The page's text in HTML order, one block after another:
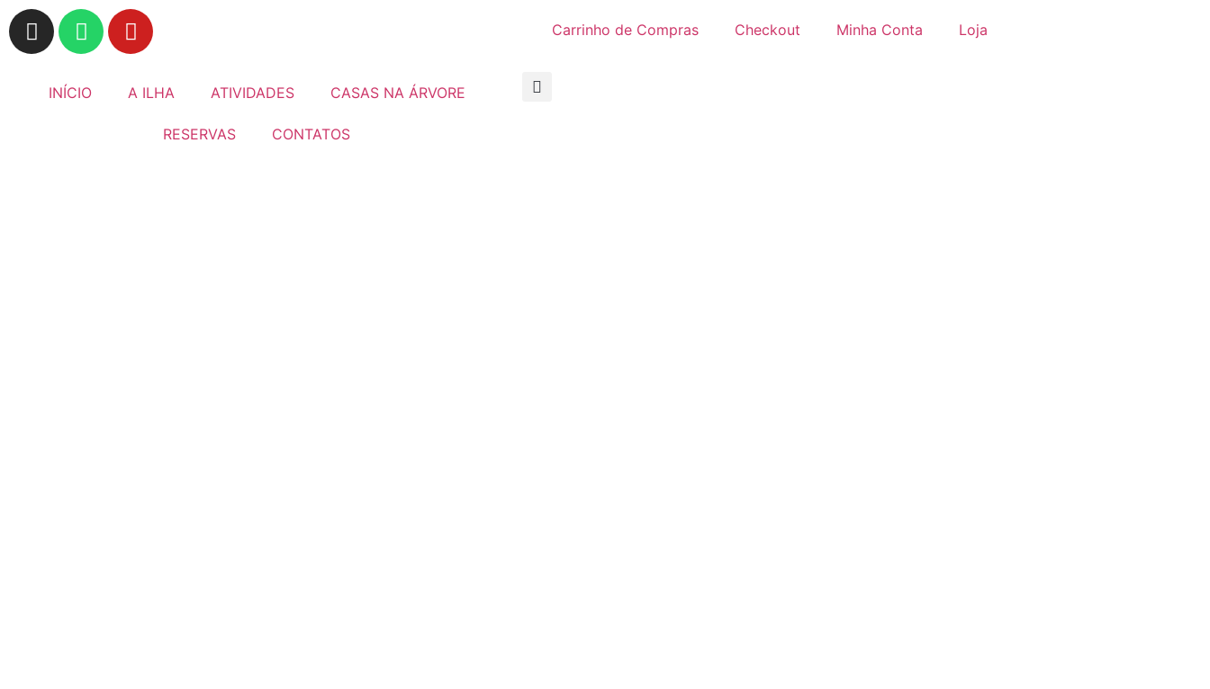
Carrinho de Compras Checkout Minha Conta Loja
INÍCIO A ILHA ATIVIDADES CASAS NA ÁRVORE
RESERVAS CONTATOS